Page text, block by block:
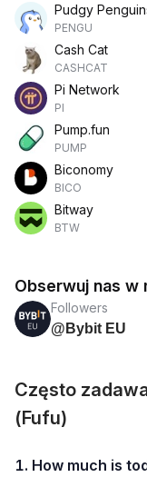
Pudgy
PENGU
Cash Cat
CASHCAT
Pi Network
PI
Pump.fun
PUMP
Biconomy
BICO
Bitway
BTW
Obserwuj nas w
Followers
@Bybit EU
Często
(Fufu)
1. How